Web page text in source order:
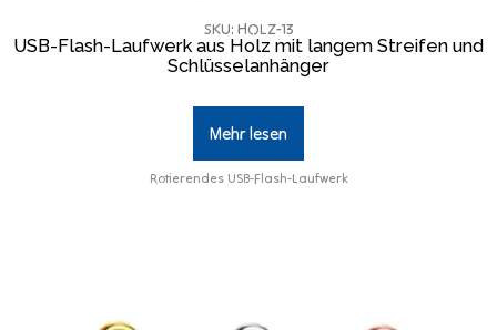
SKU: HOLZ-13
USB-Flash-Laufwerk aus Holz mit langem Streifen und
Schlüsselanhänger
Mehr lesen
Rotierendes USB-Flash-Laufwerk